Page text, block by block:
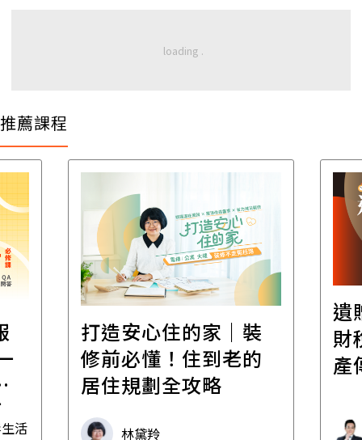
推薦課程
活
打造安心住的家｜裝
修前必懂！住到老的
居住規劃全攻略
林黛羚
遺
財
產